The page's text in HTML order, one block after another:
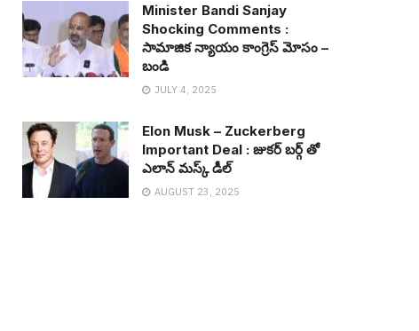
Minister Bandi Sanjay
Shocking Comments :
సామాజిక న్యాయం కాంగ్రెస్ మోసం –
బండి
JULY 4, 2025
Elon Musk – Zuckerberg
Important Deal : జుక‌ర్ బ‌ర్గ్ తో
ఎలాన్ మ‌స్క్ డీల్
AUGUST 23, 2025